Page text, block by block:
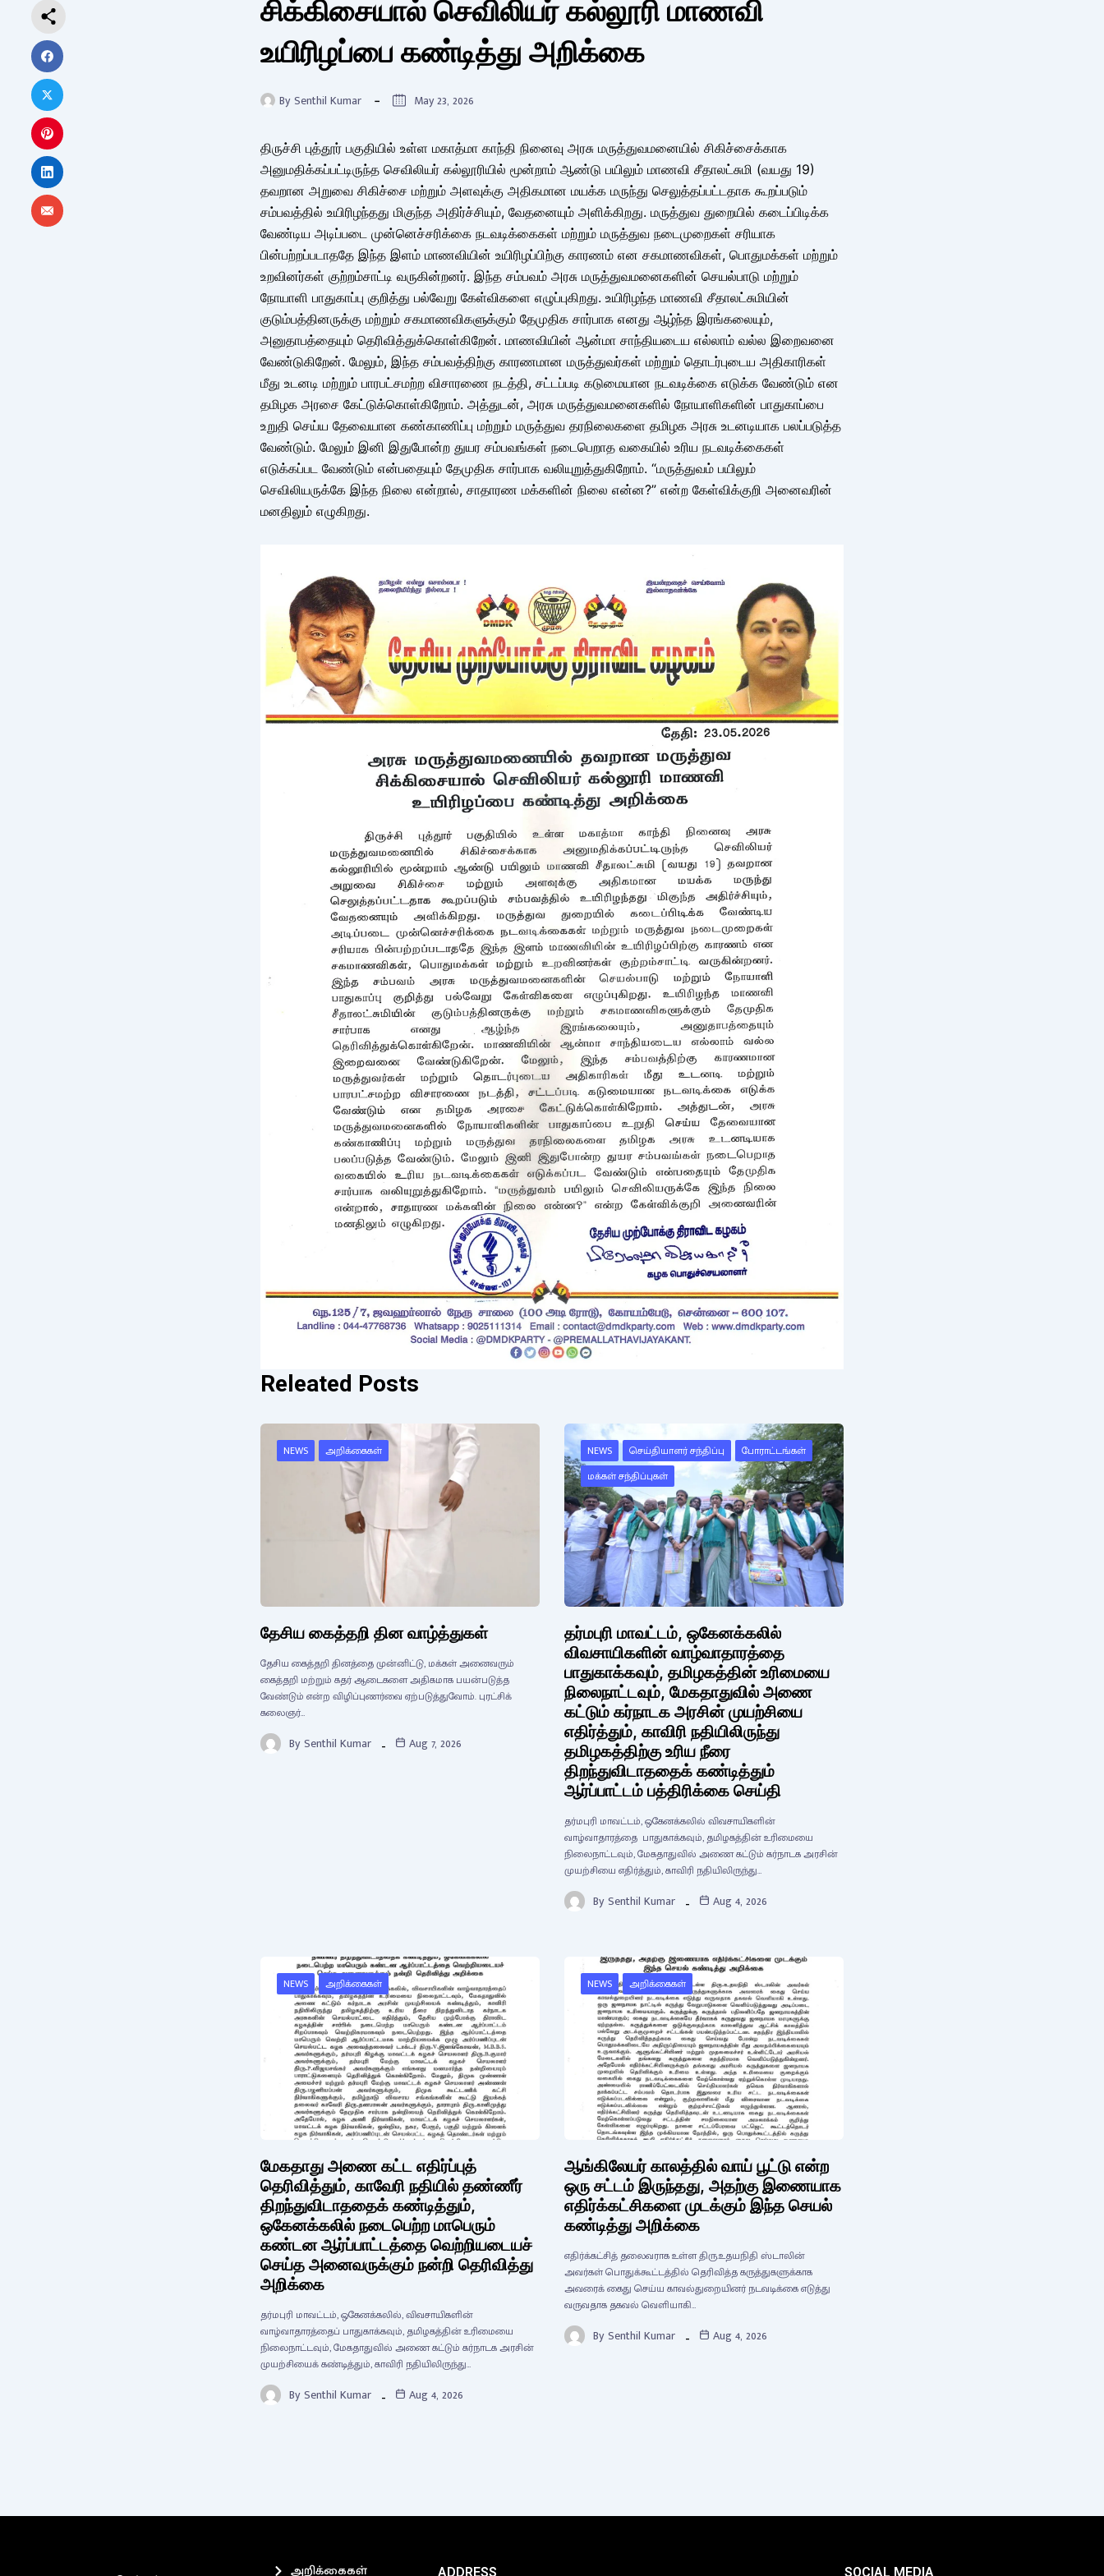
சிக்கிசையால் செவிலியர் கல்லூரி மாணவி
உயிரிழப்பை கண்டித்து அறிக்கை
By Senthil Kumar May 23, 2026
திருச்சி புத்தூர் பகுதியில் உள்ள மகாத்மா காந்தி நினைவு அரசு மருத்துவமனையில் சிகிச்சைக்காக
அனுமதிக்கப்பட்டிருந்த செவிலியர் கல்லூரியில் மூன்றாம் ஆண்டு பயிலும் மாணவி சீதாலட்சுமி (வயது 19)
தவறான அறுவை சிகிச்சை மற்றும் அளவுக்கு அதிகமான மயக்க மருந்து செலுத்தப்பட்டதாக கூறப்படும்
சம்பவத்தில் உயிரிழந்தது மிகுந்த அதிர்ச்சியும், வேதனையும் அளிக்கிறது. மருத்துவ துறையில் கடைப்பிடிக்க
வேண்டிய அடிப்படை முன்னெச்சரிக்கை நடவடிக்கைகள் மற்றும் மருத்துவ நடைமுறைகள் சரியாக
பின்பற்றப்படாததே இந்த இளம் மாணவியின் உயிரிழப்பிற்கு காரணம் என சகமாணவிகள், பொதுமக்கள் மற்றும்
உறவினர்கள் குற்றம்சாட்டி வருகின்றனர். இந்த சம்பவம் அரசு மருத்துவமனைகளின் செயல்பாடு மற்றும்
நோயாளி பாதுகாப்பு குறித்து பல்வேறு கேள்விகளை எழுப்புகிறது. உயிரிழந்த மாணவி சீதாலட்சுமியின்
குடும்பத்தினருக்கு மற்றும் சகமாணவிகளுக்கும் தேமுதிக சார்பாக எனது ஆழ்ந்த இரங்கலையும்,
அனுதாபத்தையும் தெரிவித்துக்கொள்கிறேன். மாணவியின் ஆன்மா சாந்தியடைய எல்லாம் வல்ல இறைவனை
வேண்டுகிறேன். மேலும், இந்த சம்பவத்திற்கு காரணமான மருத்துவர்கள் மற்றும் தொடர்புடைய அதிகாரிகள்
மீது உடனடி மற்றும் பாரபட்சமற்ற விசாரணை நடத்தி, சட்டப்படி கடுமையான நடவடிக்கை எடுக்க வேண்டும் என
தமிழக அரசை கேட்டுக்கொள்கிறோம். அத்துடன், அரசு மருத்துவமனைகளில் நோயாளிகளின் பாதுகாப்பை
உறுதி செய்ய தேவையான கண்காணிப்பு மற்றும் மருத்துவ தரநிலைகளை தமிழக அரசு உடனடியாக பலப்படுத்த
வேண்டும். மேலும் இனி இதுபோன்ற துயர சம்பவங்கள் நடைபெறாத வகையில் உரிய நடவடிக்கைகள்
எடுக்கப்பட வேண்டும் என்பதையும் தேமுதிக சார்பாக வலியுறுத்துகிறோம். “மருத்துவம் பயிலும்
செவிலியருக்கே இந்த நிலை என்றால், சாதாரண மக்களின் நிலை என்ன?” என்ற கேள்விக்குறி அனைவரின்
மனதிலும் எழுகிறது.
Releated Posts
NEWS அறிக்கைகள்
தேசிய கைத்தறி தின வாழ்த்துகள்
தேசிய கைத்தறி தினத்தை முன்னிட்டு, மக்கள் அனைவரும்
கைத்தறி மற்றும் கதர் ஆடைகளை அதிகமாக பயன்படுத்த
வேண்டும் என்ற விழிப்புணர்வை ஏற்படுத்துவோம். புரட்சிக்
கலைஞர்…
By Senthil Kumar Aug 7, 2026
NEWS செய்தியாளர் சந்திப்பு
போராட்டங்கள்
மக்கள் சந்திப்புகள்
தர்மபுரி மாவட்டம், ஒகேனக்கலில்
விவசாயிகளின் வாழ்வாதாரத்தை
பாதுகாக்கவும், தமிழகத்தின் உரிமையை
நிலைநாட்டவும், மேகதாதுவில் அணை
கட்டும் கர்நாடக அரசின் முயற்சியை
எதிர்த்தும், காவிரி நதியிலிருந்து
தமிழகத்திற்கு உரிய நீரை
திறந்துவிடாததைக் கண்டித்தும்
ஆர்ப்பாட்டம் பத்திரிக்கை செய்தி
தர்மபுரி மாவட்டம், ஒகேனக்கலில் விவசாயிகளின்
வாழ்வாதாரத்தை பாதுகாக்கவும், தமிழகத்தின் உரிமையை
நிலைநாட்டவும், மேகதாதுவில் அணை கட்டும் கர்நாடக அரசின்
முயற்சியை எதிர்த்தும், காவிரி நதியிலிருந்து…
By Senthil Kumar Aug 4, 2026
NEWS அறிக்கைகள்
மேகதாது அணை கட்ட எதிர்ப்புத்
தெரிவித்தும், காவேரி நதியில் தண்ணீர்
திறந்துவிடாததைக் கண்டித்தும்,
ஒகேனக்கலில் நடைபெற்ற மாபெரும்
கண்டன ஆர்ப்பாட்டத்தை வெற்றியடையச்
செய்த அனைவருக்கும் நன்றி தெரிவித்து
அறிக்கை
தர்மபுரி மாவட்டம், ஒகேனக்கலில், விவசாயிகளின்
வாழ்வாதாரத்தைப் பாதுகாக்கவும், தமிழகத்தின் உரிமையை
நிலைநாட்டவும், மேகதாதுவில் அணை கட்டும் கர்நாடக அரசின்
முயற்சியைக் கண்டித்தும், காவிரி நதியிலிருந்து…
By Senthil Kumar Aug 4, 2026
NEWS அறிக்கைகள்
ஆங்கிலேயர் காலத்தில் வாய் பூட்டு என்ற
ஒரு சட்டம் இருந்தது, அதற்கு இணையாக
எதிர்க்கட்சிகளை முடக்கும் இந்த செயல்
கண்டித்து அறிக்கை
எதிர்க்கட்சித் தலைவராக உள்ள திரு.உதயநிதி ஸ்டாலின்
அவர்கள் பொதுக்கூட்டத்தில் தெரிவித்த கருத்துகளுக்காக
அவரைக் கைது செய்ய காவல்துறையினர் நடவடிக்கை எடுத்து
வருவதாக தகவல் வெளியாகி…
By Senthil Kumar Aug 4, 2026
அறிக்கைகள் ADDRESS SOCIAL MEDIA